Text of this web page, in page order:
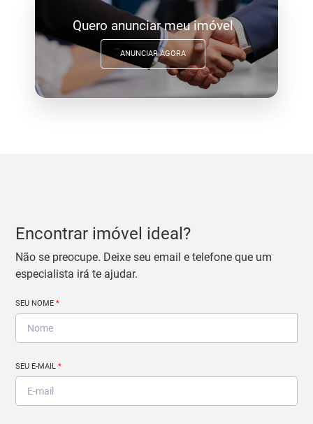
Quero anunciar meu imóvel
ANUNCIAR AGORA
Encontrar imóvel ideal?
Não se preocupe. Deixe seu email e telefone que um
especialista irá te ajudar.
SEU NOME*
SEU E-MAIL*